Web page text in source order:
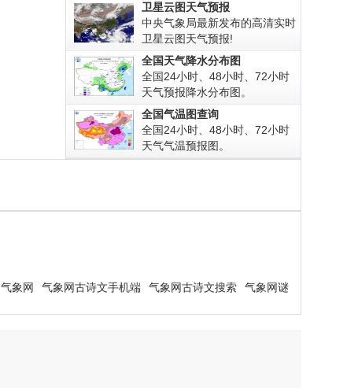
卫星云图天气预报
中央气象局最新发布的高清实时
卫星云图天气预报!
全国天气降水分布图
全国24小时、48小时、72小时
天气预报降水分布图。
全国气温图查询
全国24小时、48小时、72小时
天气气温预报图。
气象网 气象网古诗文手机端 气象网古诗文搜索
气象网谜